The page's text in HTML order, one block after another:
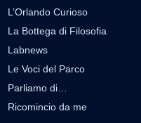
L’Orlando Curioso
La Bottega di Filosofia
Labnews
Le Voci del Parco
Parliamo di…
Ricomincio da me